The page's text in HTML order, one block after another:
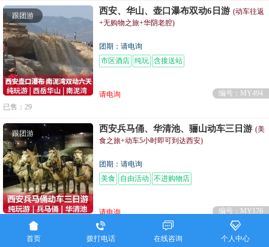
跟团游 西安、华山、壶口瀑布双动6日游 (动车往返
+无购物之旅+华阴老腔)
团期：请电询
市区酒店 纯玩 含接送站
请电询
编号：MY494
已售：29
跟团游 西安兵马俑、华清池、骊山动车三日游 (美
食之旅+动车5小时即可到达西安)
团期：请电询
美食
自由活动 不进购物店
请电询
编号：MY176
已售：23
首页

拨打电话

在线咨询

个人中心